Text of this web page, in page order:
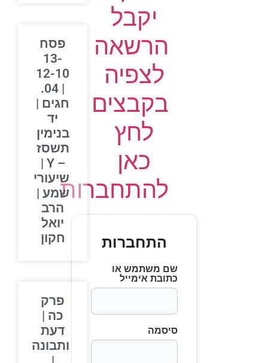
יקבל
הרשאה
לצפיה
בקבצים
לחץ
כאן
להתחברות
התחברות
שם משתמש או
כתובת אימייל
סיסמה
פסח
13-
12-10
| 04.
חגים |
בנימין
תשסז
– Y |
שיעורי
שמע |
הרב
יואל
חקון
פרק
כה |
דעת
ותבונה